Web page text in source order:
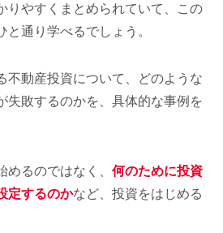
りやすくまとめられていて、この
通り学べるでしょう。
不動産投資について、どのような
失敗するのかを、具体的な事例を
るのではなく、 何のために投資
定するのかなど、投資をはじめる